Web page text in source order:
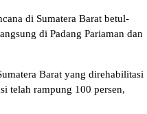
di Sumatera Barat betul-
di Padang Pariaman dan
Barat yang direhabilitasi
telah rampung 100 persen,